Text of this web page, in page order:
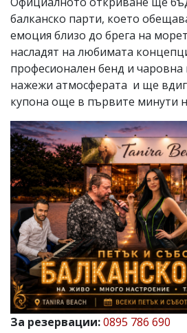
балканско парти, което
емоция близо до брега на
насладят на любимата
професионален бенд и
нажежи атмосферата и ще
купона още в първите минути
За резервации:0895 786 690